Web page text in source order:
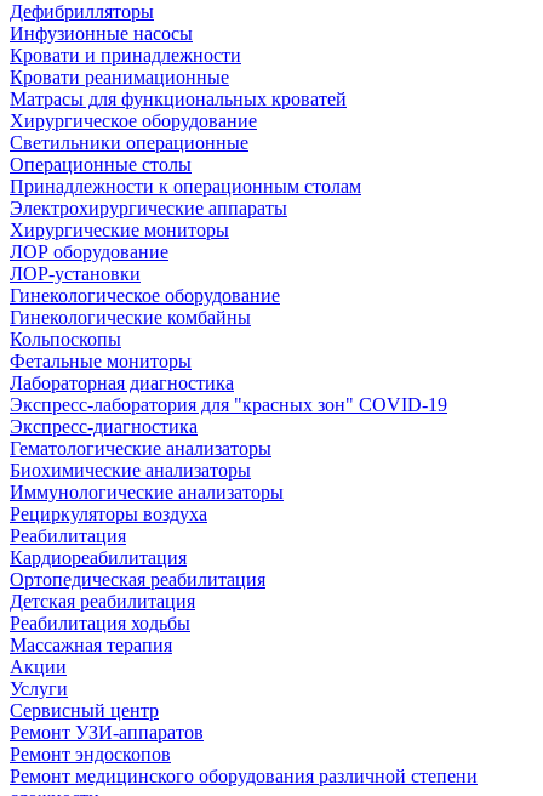
Дефибрилляторы
Инфузионные насосы
Кровати и принадлежности
Кровати реанимационные
Матрасы для функциональных кроватей
Хирургическое оборудование
Светильники операционные
Операционные столы
Принадлежности к операционным столам
Электрохирургические аппараты
Хирургические мониторы
ЛОР оборудование
ЛОР-установки
Гинекологическое оборудование
Гинекологические комбайны
Кольпоскопы
Фетальные мониторы
Лабораторная диагностика
Экспресс-лаборатория для "красных зон" COVID-19
Экспресс-диагностика
Гематологические анализаторы
Биохимические анализаторы
Иммунологические анализаторы
Рециркуляторы воздуха
Реабилитация
Кардиореабилитация
Ортопедическая реабилитация
Детская реабилитация
Реабилитация ходьбы
Массажная терапия
Акции
Услуги
Сервисный центр
Ремонт УЗИ-аппаратов
Ремонт эндоскопов
Ремонт медицинского оборудования различной степени